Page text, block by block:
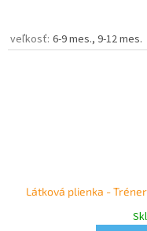
6-9 mes. 9-12 mes.
Látková plienka -